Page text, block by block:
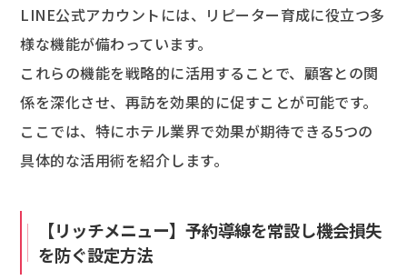
LINE公式アカウントには、リピーター育成に役立つ多
様な機能が備わっています。
これらの機能を戦略的に活用することで、顧客との関
係を深化させ、再訪を効果的に促すことが可能です。
ここでは、特にホテル業界で効果が期待できる5つの
具体的な活用術を紹介します。
【リッチメニュー】予約導線を常設し機会損失
を防ぐ設定方法